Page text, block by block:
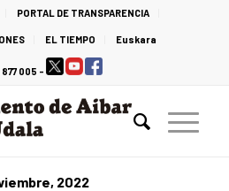
PORTAL DE TRANSPARENCIA
EL TIEMPO Euskara
005 -
2022